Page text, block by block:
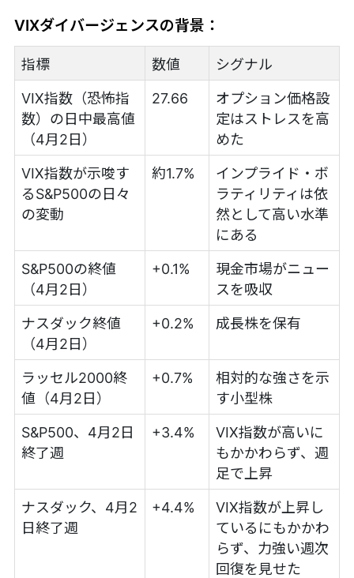
VIXダイバージェンスの背景：
指標 数値 シグナル
VIX指数（恐怖指
数）の日中最高値
（4月2日）
27.66
オプション価格設
定はストレスを高
めた
VIX指数が示唆す
るS&P500の日々
の変動
約1.7%
インプライド・ボ
ラティリティは依
然として高い水準
にある
S&P500の終値
（4月2日）
+0.1%
現金市場がニュー
スを吸収
ナスダック終値
（4月2日）
+0.2% 成長株を保有
ラッセル2000終
値（4月2日）
+0.7%
相対的な強さを示
す小型株
S&P500、4月2日
終了週
+3.4%
VIX指数が高いに
もかかわらず、週
足で上昇
ナスダック、4月2
日終了週
+4.4%
VIX指数が上昇し
ているにもかかわ
らず、力強い週次
回復を見せた